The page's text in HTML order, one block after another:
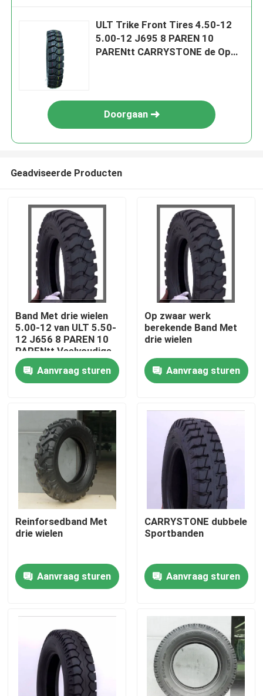
Thuis
Over ons
Fabrieksreis
Kwaliteitscontrole
nieuws
Alle Gevallen
De Band van de motorfietsbuis
De Band van de straatmotorfiets
ULT Trike Front Tires 4.50-12
5.00-12 J695 8 PAREN 10
PARENtt CARRYSTONE de Op
Doorgaan
Geadviseerde Producten
Band Met drie wielen
5.00-12 van ULT 5.50-
12 J656 8 PAREN 10
PARENtt Veelvoudige
OEM Agressieve
Dubbele Sportbanden
Aanvraag sturen
Op zwaar werk
berekende Band Met
drie wielen
Aanvraag sturen
Reinforsedband Met
drie wielen
Aanvraag sturen
CARRYSTONE dubbele
Sportbanden
Aanvraag sturen